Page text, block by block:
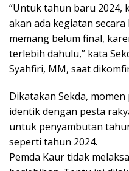
“Untuk tahun baru 2024,
akan ada kegiatan
memang belum final,
terlebih dahulu,” kata
Syahfiri, MM, saat
Dikatakan Sekda,
identik dengan pesta
untuk penyambutan
seperti tahun 2024.
Pemda Kaur tidak